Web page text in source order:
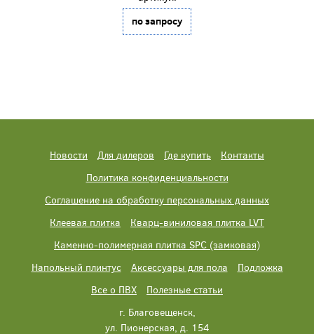
по запросу
Новости Для дилеров Где купить
Контакты
Политика конфиденциальности
Соглашение на обработку персональных данных
Клеевая плитка
Кварц-виниловая плитка LVT
Каменно-полимерная плитка SPC (замковая)
Напольный плинтус
Аксессуары для пола
Подложка
Все о ПВХ
Полезные статьи
г. Благовещенск,
ул. Пионерская, д. 154